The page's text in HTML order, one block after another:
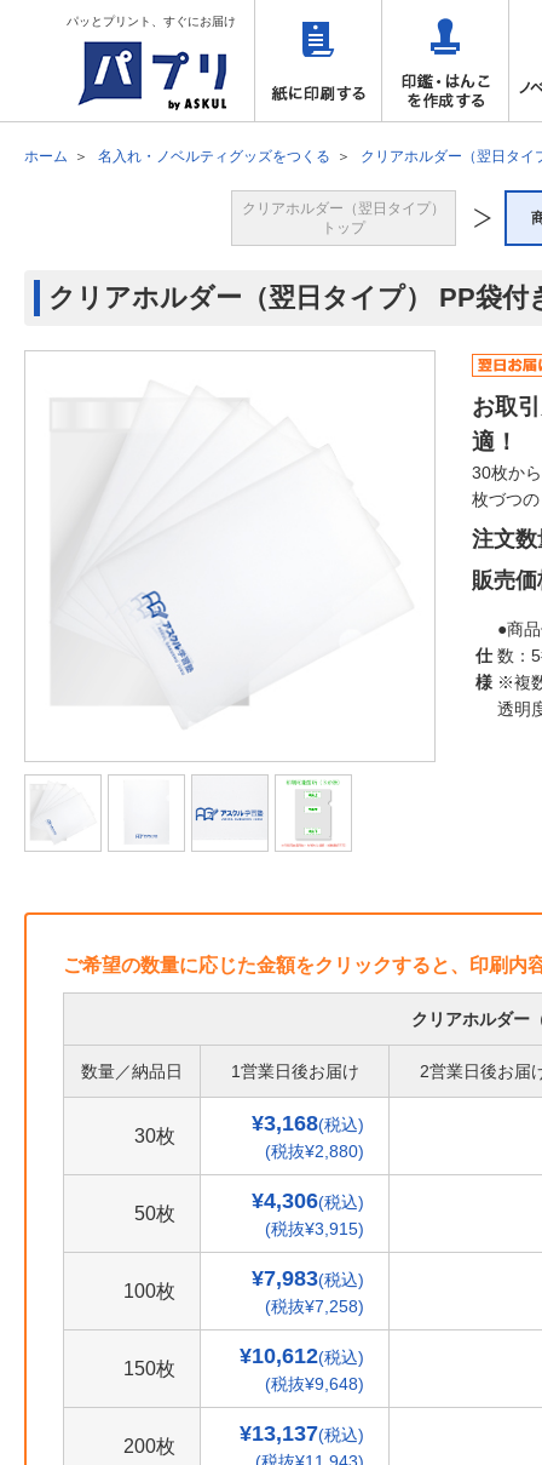
パッとプリント、すぐにお届け
ホーム 名入れ・ノベルティグッズをつくる クリアホルダー（翌日タイ
クリアホルダー（翌日タイプ）
トップ
クリアホルダー（翌日タイプ） PP袋付
お取
適！
30枚か
枚づつ
注文数
販売価
仕
様
●商
数：
※複
透明
ご希望の数量に応じた金額をクリックすると、印刷内
クリアホルダー
数量／納品日 1営業日後お届け 2営業日後お届
30枚
¥3,168(税込)
(税抜¥2,880)
50枚
¥4,306(税込)
(税抜¥3,915)
100枚
¥7,983(税込)
(税抜¥7,258)
150枚
¥10,612(税込)
(税抜¥9,648)
200枚
¥13,137(税込)